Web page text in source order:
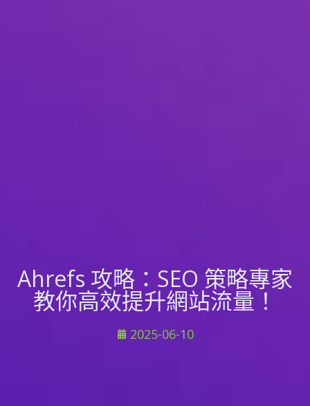
Ahrefs 攻略：SEO 策略專家
教你高效提升網站流量！
2025-06-10